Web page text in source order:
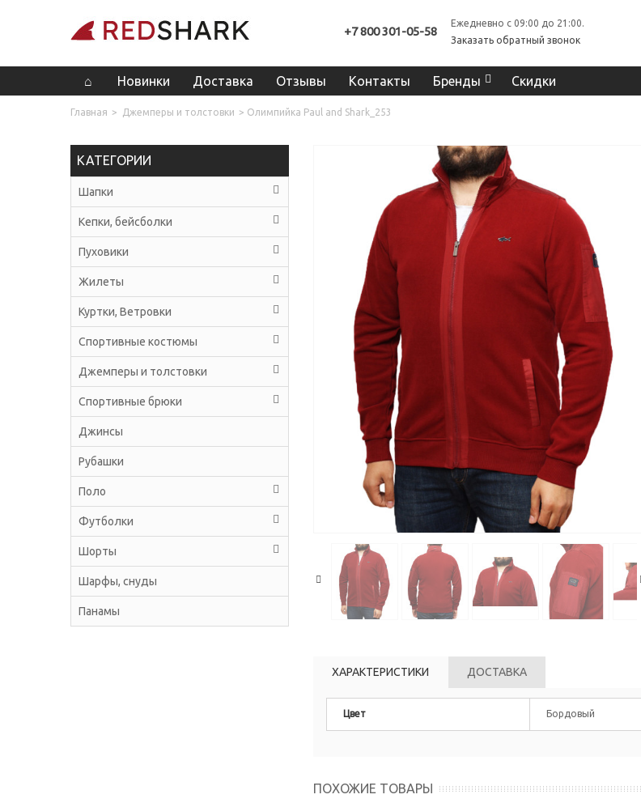
+7 800 301-05-58
Ежедневно с 09:00 до 21:00.
Заказать обратный звонок
Новинки Доставка Отзывы Контакты Бренды Скидки
Главная > Джемперы и толстовки > Олимпийка Paul and Shark_253
КАТЕГОРИИ
Шапки
Кепки, бейсболки
Пуховики
Жилеты
Куртки, Ветровки
Спортивные костюмы
Джемперы и толстовки
Спортивные брюки
Джинсы
Рубашки
Поло
Футболки
Шорты
Шарфы, снуды
Панамы
ХАРАКТЕРИСТИКИ ДОСТАВКА
Цвет Бордовый
ПОХОЖИЕ ТОВАРЫ